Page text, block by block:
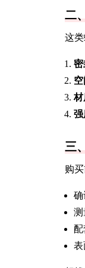
二
这
密
空
材
强
三
购
确
测
配
表